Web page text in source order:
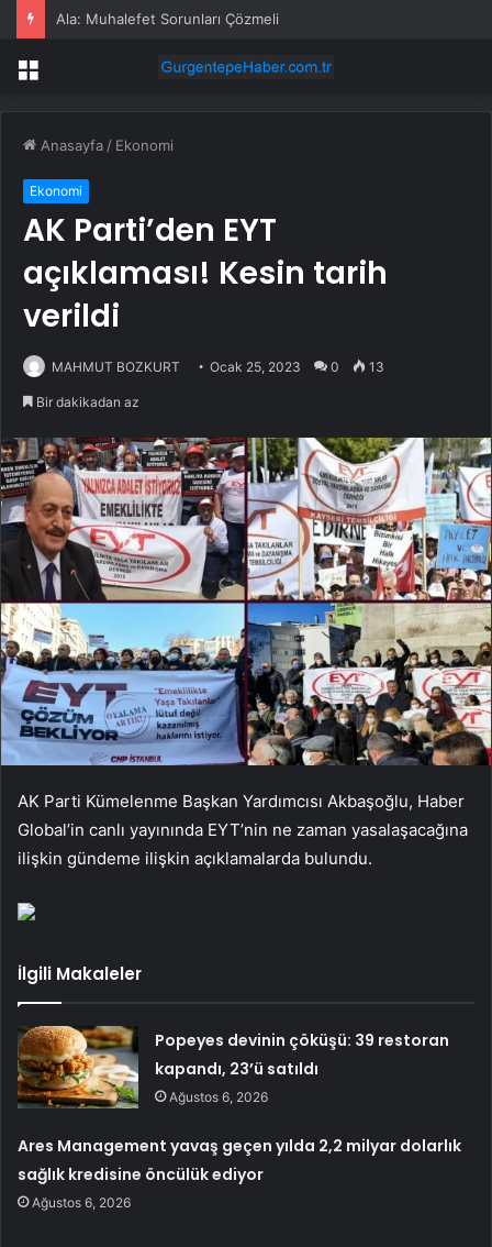
Ala: Muhalefet Sorunları Çözmeli
Menü
Anasayfa / Ekonomi
Ekonomi
AK Parti’den EYT
açıklaması! Kesin tarih
verildi
MAHMUT BOZKURT Ocak 25, 2023 0 13
Bir dakikadan az
AK Parti Kümelenme Başkan Yardımcısı Akbaşoğlu, Haber
Global’in canlı yayınında EYT’nin ne zaman yasalaşacağına
ilişkin gündeme ilişkin açıklamalarda bulundu.
İlgili Makaleler
Popeyes devinin çöküşü: 39 restoran
kapandı, 23’ü satıldı
Ağustos 6, 2026
Ares Management yavaş geçen yılda 2,2 milyar dolarlık
sağlık kredisine öncülük ediyor
Ağustos 6, 2026